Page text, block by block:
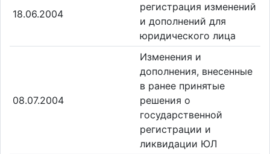
18.06.2004
регистрация изменений
и дополнений для
юридического лица
08.07.2004
Изменения и
дополнения, внесенные
в ранее принятые
решения о
государственной
регистрации и
ликвидации ЮЛ